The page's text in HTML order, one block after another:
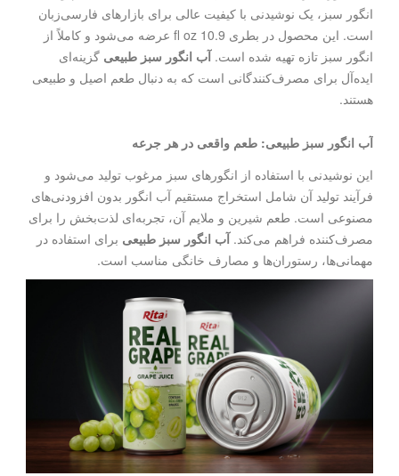
انگور سبز، یک نوشیدنی با کیفیت عالی برای بازارهای فارسی‌زبان
است. این محصول در بطری 10.9 fl oz عرضه می‌شود و کاملاً از
انگور سبز تازه تهیه شده است.آب انگور سبز طبیعی گزینه‌ای
ایده‌آل برای مصرف‌کنندگانی است که به دنبال طعم اصیل و طبیعی
هستند.
آب انگور سبز طبیعی: طعم واقعی در هر جرعه
این نوشیدنی با استفاده از انگورهای سبز مرغوب تولید می‌شود و
فرآیند تولید آن شامل استخراج مستقیم آب انگور بدون افزودنی‌های
مصنوعی است. طعم شیرین و ملایم آن، تجربه‌ای لذت‌بخش را برای
مصرف‌کننده فراهم می‌کند.آب انگور سبز طبیعی برای استفاده در
مهمانی‌ها، رستوران‌ها و مصارف خانگی مناسب است.